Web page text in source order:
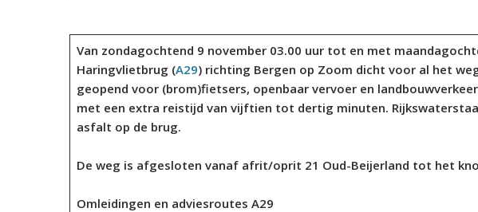
Van zondagochtend 9 november 03.00 uur tot en met
Haringvlietbrug (A29) richting Bergen op Zoom dicht voor al het
geopend voor (brom)fietsers, openbaar vervoer en
met een extra reistijd van vijftien tot dertig minuten.
asfalt op de brug.
De weg is afgesloten vanaf afrit/oprit 21 Oud-Beijerland tot het
Omleidingen en adviesroutes A29